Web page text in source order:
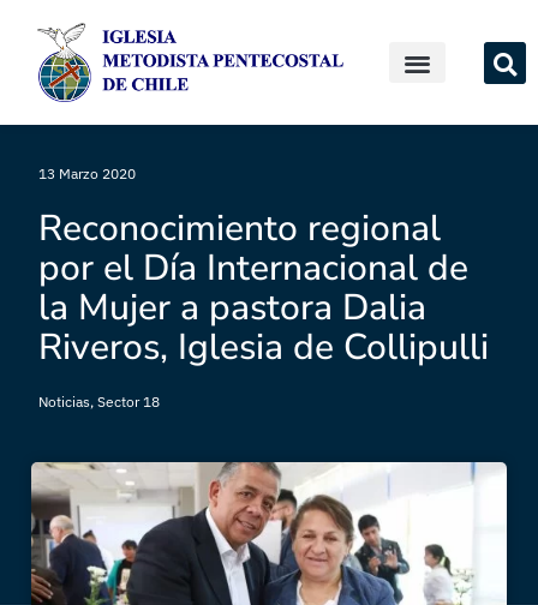
13 Marzo 2020
Reconocimiento regional
por el Día Internacional de
la Mujer a pastora Dalia
Riveros, Iglesia de Collipulli
Noticias, Sector 18